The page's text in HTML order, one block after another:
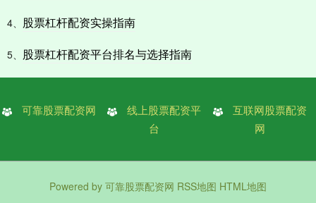
4、 股票杠杆配资实操指南
5、 股票杠杆配资平台排名与选择指南
可靠股票配资网
线上股票配资平
台
互联网股票配资
网
Powered by 可靠股票配资网 RSS地图 HTML地图